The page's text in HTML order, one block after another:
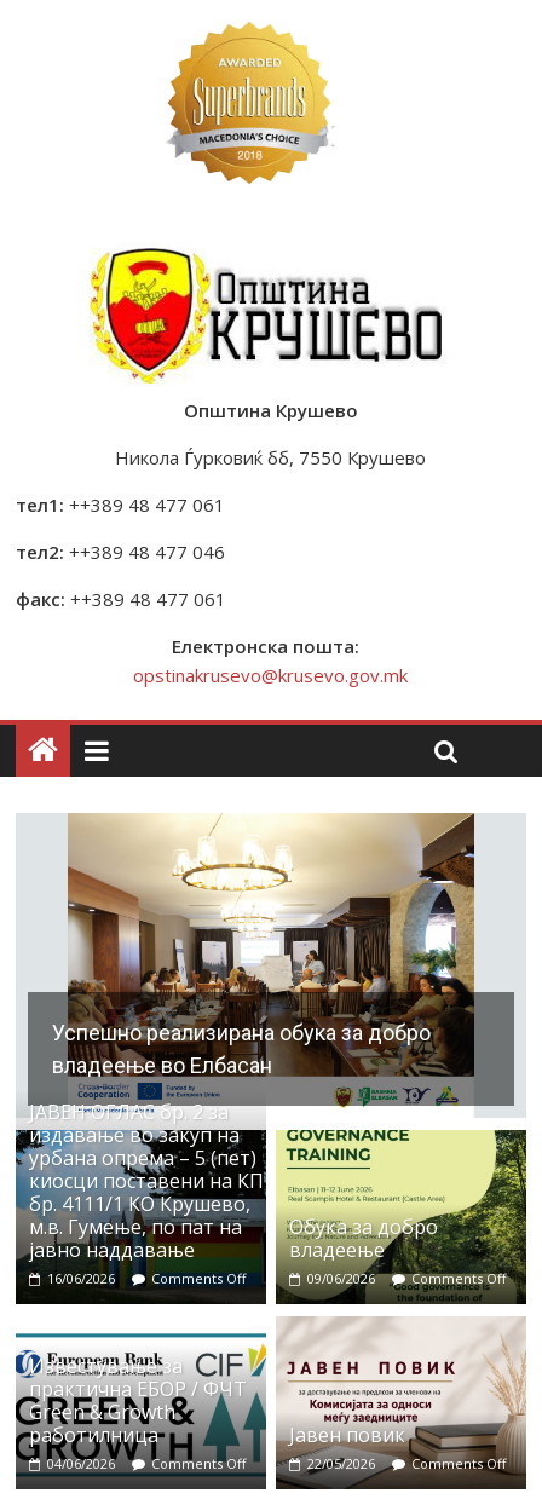
Општина Крушево
Никола Ѓурковиќ бб, 7550 Крушево
тел1: ++389 48 477 061
тел2: ++389 48 477 046
факс: ++389 48 477 061
Електронска пошта:
opstinakrusevo@krusevo.gov.mk
Успешно реализирана обука за добро
владеење во Елбасан
ЈАВЕН ОГЛАС бр. 2 за
издавање во закуп на
урбана опрема – 5 (пет)
киосци поставени на КП
бр. 4111/1 КО Крушево,
м.в. Гумење, по пат на
јавно наддавање
16/06/2026 Comments Off
Обука за добро
владеење
09/06/2026 Comments Off
Известување за
практична ЕБОР / ФЧТ
Green & Growth
работилница
04/06/2026 Comments Off
Јавен повик
22/05/2026 Comments Off